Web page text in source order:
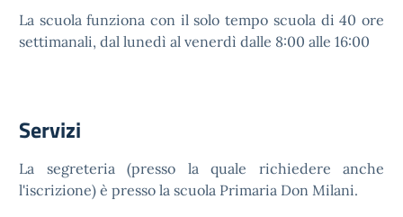
La scuola funziona con il solo tempo scuola di 40 ore
settimanali, dal lunedì al venerdì dalle 8:00 alle 16:00
Servizi
La segreteria (presso la quale richiedere anche
l'iscrizione) è presso la scuola Primaria Don Milani.